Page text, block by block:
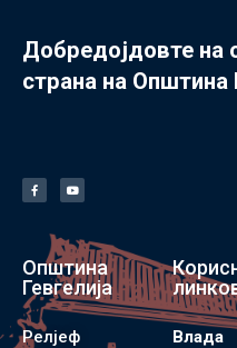
Добредојдовте на
страна на Општина
Општина
Гевгелија
Релјеф
Влада